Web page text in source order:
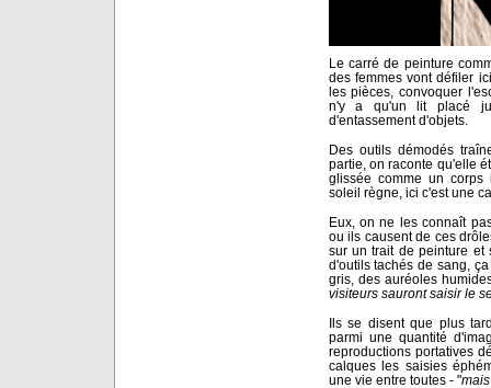
Le carré de peinture
des femmes vont défiler
les pièces, convoquer
n'y a qu'un lit placé
d'entassement d'objets.
Des outils démodés
partie, on raconte qu'elle
glissée comme un corps
soleil règne, ici c'est une
Eux, on ne les connaît
ou ils causent de ces
sur un trait de peinture et
d'outils tachés de sang,
gris, des auréoles
visiteurs sauront saisir le
Ils se disent que plus
parmi une quantité
reproductions portatives
calques les saisies
une vie entre toutes - "